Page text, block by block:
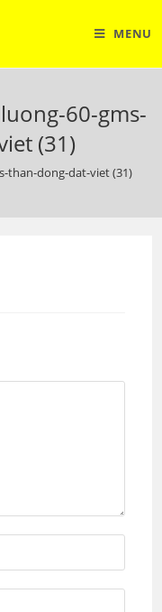
MENU
60-gms-
(31)
than-dong-dat-viet (31)